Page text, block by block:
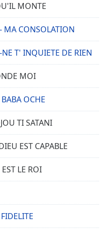
MONTE
MA CONSOLATION
T' INQUIETE DE RIEN
MOI
OCHE
TI SATANI
EST CAPABLE
LE ROI